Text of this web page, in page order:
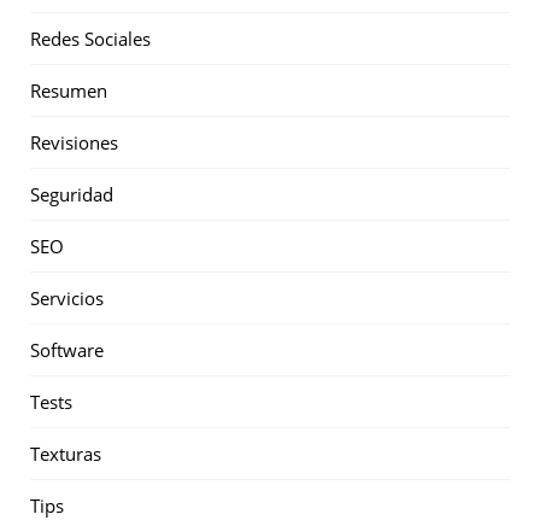
Redes Sociales
Resumen
Revisiones
Seguridad
SEO
Servicios
Software
Tests
Texturas
Tips